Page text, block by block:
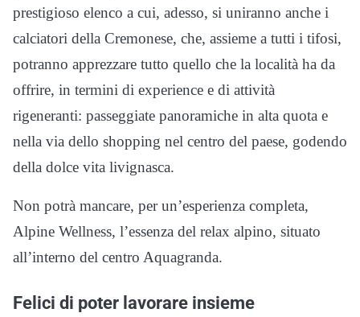
prestigioso elenco a cui, adesso, si uniranno anche i
calciatori della Cremonese, che, assieme a tutti i tifosi,
potranno apprezzare tutto quello che la località ha da
offrire, in termini di experience e di attività
rigeneranti: passeggiate panoramiche in alta quota e
nella via dello shopping nel centro del paese, godendo
della dolce vita livignasca.
Non potrà mancare, per un’esperienza completa,
Alpine Wellness, l’essenza del relax alpino, situato
all’interno del centro Aquagranda.
Felici di poter lavorare insieme